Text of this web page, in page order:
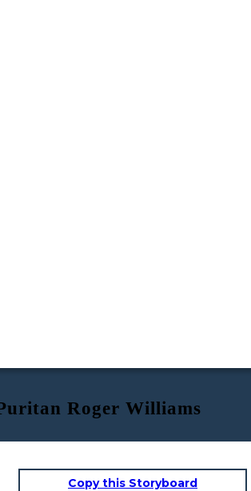
Roger Williams
Copy this Storyboard